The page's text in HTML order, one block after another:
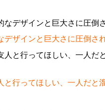
デザインと巨大さに圧倒され
と行ってほしい、一人だと